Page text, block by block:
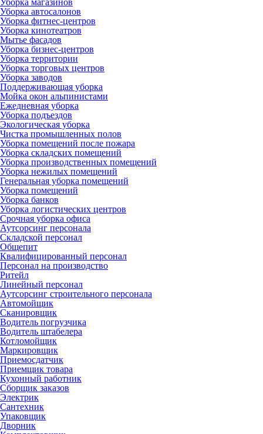
Уборка автосалонов
Уборка фитнес-центров
Уборка кинотеатров
Мытье фасадов
Уборка бизнес-центров
Уборка территории
Уборка торговых центров
Уборка заводов
Поддерживающая уборка
Мойка окон альпинистами
Ежедневная уборка
Уборка подъездов
Экологическая уборка
Чистка промышленных полов
Уборка помещений после пожара
Уборка складских помещений
Уборка производственных помещений
Уборка нежилых помещений
Генеральная уборка помещений
Уборка помещений
Уборка банков
Уборка логистических центров
Срочная уборка офиса
Аутсорсинг персонала
Складской персонал
Общепит
Квалифицированный персонал
Персонал на производство
Ритейл
Линейный персонал
Аутсорсинг строительного персонала
Автомойщик
Сканировщик
Водитель погрузчика
Водитель штабелера
Котломойщик
Маркировщик
Приемосдатчик
Приемщик товара
Кухонный работник
Сборщик заказов
Электрик
Сантехник
Упаковщик
Дворник